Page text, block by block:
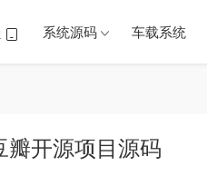
系统源码 车载系统
开源项目源码